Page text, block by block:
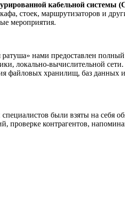
кабельной системы
стоек, маршрутизаторов и
мероприятия.
нами предоставлен полный
локально-вычислительной
хранилищ, баз данных
были взяты на себя
проверке контрагентов,